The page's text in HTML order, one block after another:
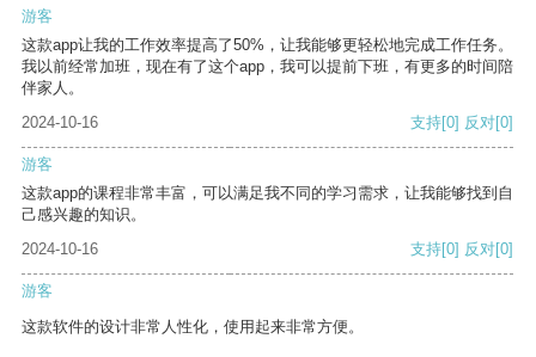
游客
这款app让我的工作效率提高了50%，让我能够更轻松地完成工作任务。
我以前经常加班，现在有了这个app，我可以提前下班，有更多的时间陪
伴家人。
2024-10-16
支持[0] 反对[0]
游客
这款app的课程非常丰富，可以满足我不同的学习需求，让我能够找到自
己感兴趣的知识。
2024-10-16
支持[0] 反对[0]
游客
这款软件的设计非常人性化，使用起来非常方便。